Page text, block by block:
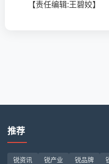
【责任编辑:王碧姣】
推荐
锐资讯 锐产业 锐品牌